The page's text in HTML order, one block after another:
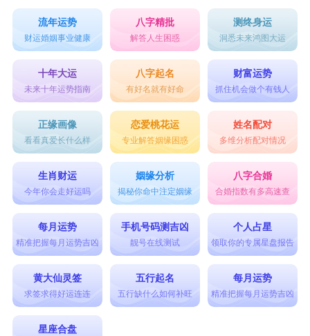
流年运势
财运婚姻事业健康
八字精批
解答人生困惑
测终身运
洞悉未来鸿图大运
十年大运
未来十年运势指南
八字起名
有好名就有好命
财富运势
抓住机会做个有钱人
正缘画像
看看真爱长什么样
恋爱桃花运
专业解答姻缘困惑
姓名配对
多维分析配对情况
生肖财运
今年你会走好运吗
姻缘分析
揭秘你命中注定姻缘
八字合婚
合婚指数有多高速查
每月运势
精准把握每月运势吉凶
手机号码测吉凶
靓号在线测试
个人占星
领取你的专属星盘报告
黄大仙灵签
求签求得好运连连
五行起名
五行缺什么如何补旺
每月运势
精准把握每月运势吉凶
星座合盘